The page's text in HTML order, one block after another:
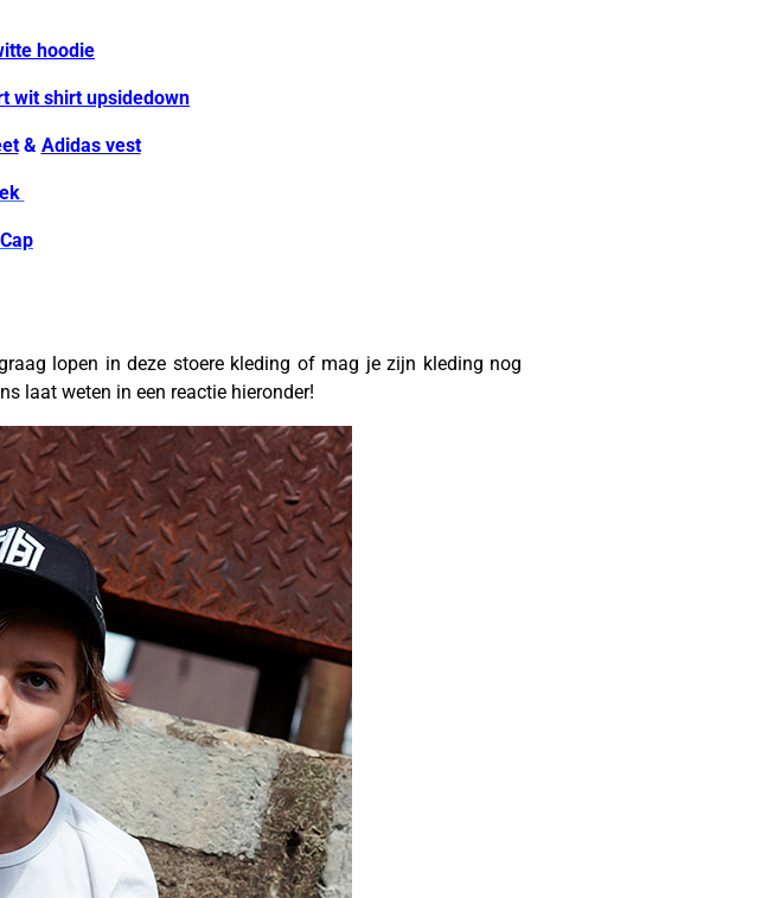
hoodie
wit shirt upsidedown
& Adidas vest
Cap
lopen in deze stoere kleding of mag je zijn kleding nog
laat weten in een reactie hieronder!